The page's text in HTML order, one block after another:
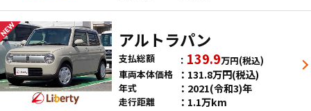
アルトラパン
支払総額 139.9万円(税込)
車両本体価格
131.8万円(税込)
年式 2021(令和3)年
走行距離 1.1万km